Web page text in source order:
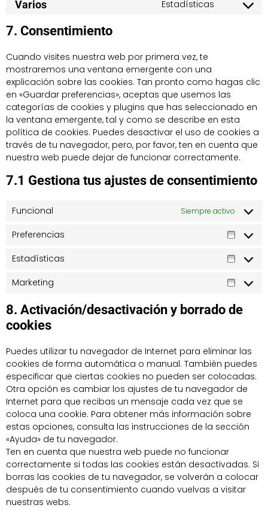
Varios Estadísticas
7. Consentimiento
Cuando visites nuestra web por primera vez, te
mostraremos una ventana emergente con una
explicación sobre las cookies. Tan pronto como hagas clic
en «Guardar preferencias», aceptas que usemos las
categorías de cookies y plugins que has seleccionado en
la ventana emergente, tal y como se describe en esta
política de cookies. Puedes desactivar el uso de cookies a
través de tu navegador, pero, por favor, ten en cuenta que
nuestra web puede dejar de funcionar correctamente.
7.1 Gestiona tus ajustes de consentimiento
Funcional Siempre activo
Preferencias
Estadísticas
Marketing
8. Activación/desactivación y borrado de
cookies
Puedes utilizar tu navegador de Internet para eliminar las
cookies de forma automática o manual. También puedes
especificar que ciertas cookies no pueden ser colocadas.
Otra opción es cambiar los ajustes de tu navegador de
Internet para que recibas un mensaje cada vez que se
coloca una cookie. Para obtener más información sobre
estas opciones, consulta las instrucciones de la sección
«Ayuda» de tu navegador.
Ten en cuenta que nuestra web puede no funcionar
correctamente si todas las cookies están desactivadas. Si
borras las cookies de tu navegador, se volverán a colocar
después de tu consentimiento cuando vuelvas a visitar
nuestras webs.